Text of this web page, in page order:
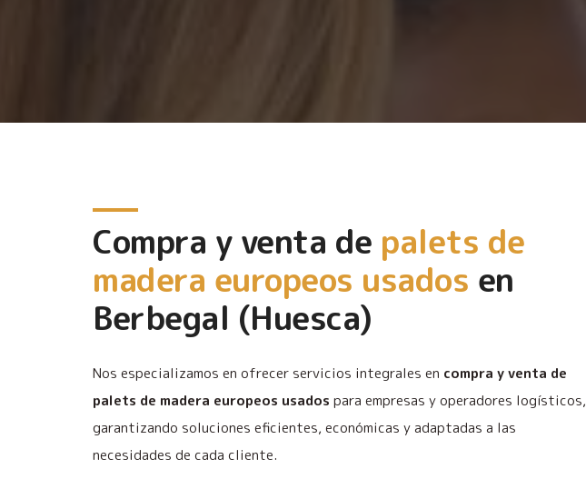
Compra y venta de palets de
madera europeos usados en
Berbegal (Huesca)
Nos especializamos en ofrecer servicios integrales en compra y venta de
palets de madera europeos usados para empresas y operadores logísticos,
garantizando soluciones eficientes, económicas y adaptadas a las
necesidades de cada cliente.